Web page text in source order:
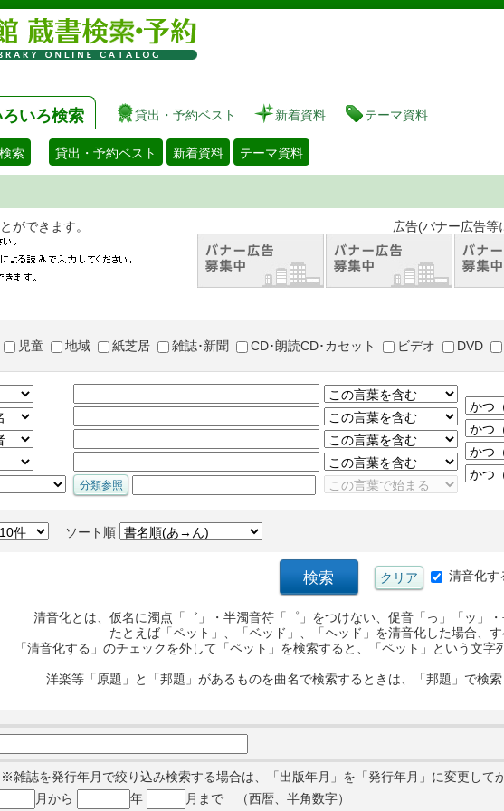
図書館 蔵書検索・予約システム
ろいろ検索 貸出・予約ベスト 新着資料 テーマ資料
索 貸出・予約ベスト 新着資料 テーマ資料
することができます。 広告(バナー広告等については、千
児童 地域 紙芝居 雑誌･新聞 CD･朗読CD･カセット ビデオ DVD
ソート順
清音化す
清音化とは、仮名に濁点「゛」・半濁音符「゜」をつけない、促音「っ」「ッ」
たとえば「ペット」、「ベッド」、「ヘッド」を清音化した場合、す
「清音化する」のチェックを外して「ペット」を検索すると、「ペット」という文字
洋楽等「原題」と「邦題」があるものを曲名で検索するときは、「邦題」で検
※雑誌を発行年月で絞り込み検索する場合は、「出版年月」を「発行年月」に変更して
月から 年 月まで （西暦、半角数字）